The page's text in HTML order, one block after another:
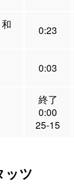
0:23
0:03
終了
0:00
25-15
ッツ